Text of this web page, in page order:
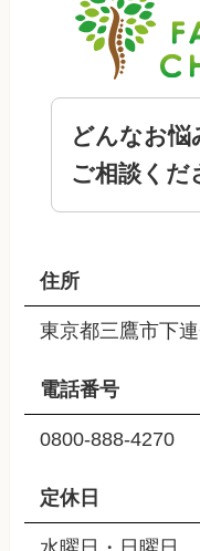
どんなお悩
ご相談くだ
住所
東京都三鷹市下
電話番号
0800-888-4270
定休日